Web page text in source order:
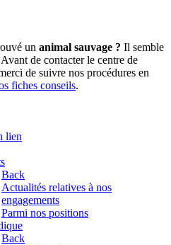
un animal sauvage ? Il semble
Avant de contacter le centre de
de suivre nos procédures en
fiches conseils.
lien
Back
Actualités relatives à nos
engagements
Parmi nos positions
Back